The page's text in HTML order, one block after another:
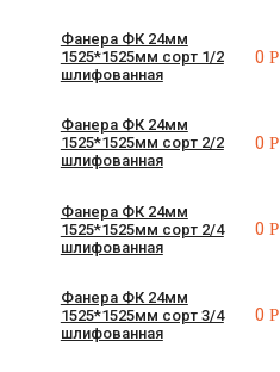
Фанера ФК 24мм
1525*1525мм сорт 1/2
шлифованная
0Р
Фанера ФК 24мм
1525*1525мм сорт 2/2
шлифованная
0Р
Фанера ФК 24мм
1525*1525мм сорт 2/4
шлифованная
0Р
Фанера ФК 24мм
1525*1525мм сорт 3/4
шлифованная
0Р